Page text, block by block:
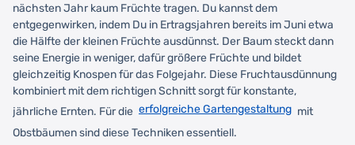
nächsten Jahr kaum Früchte tragen. Du kannst dem
entgegenwirken, indem Du in Ertragsjahren bereits im Juni etwa
die Hälfte der kleinen Früchte ausdünnst. Der Baum steckt dann
seine Energie in weniger, dafür größere Früchte und bildet
gleichzeitig Knospen für das Folgejahr. Diese Fruchtausdünnung
kombiniert mit dem richtigen Schnitt sorgt für konstante,
jährliche Ernten. Für die erfolgreiche Gartengestaltung mit
Obstbäumen sind diese Techniken essentiell.